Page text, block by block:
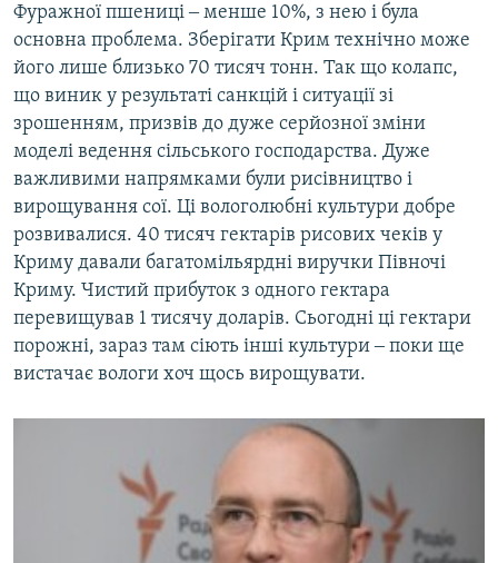
Фуражної пшениці ‒ менше 10%, з нею і була
основна проблема. Зберігати Крим технічно може
його лише близько 70 тисяч тонн. Так що колапс,
що виник у результаті санкцій і ситуації зі
зрошенням, призвів до дуже серйозної зміни
моделі ведення сільського господарства. Дуже
важливими напрямками були рисівництво і
вирощування сої. Ці вологолюбні культури добре
розвивалися. 40 тисяч гектарів рисових чеків у
Криму давали багатомільярдні виручки Півночі
Криму. Чистий прибуток з одного гектара
перевищував 1 тисячу доларів. Сьогодні ці гектари
порожні, зараз там сіють інші культури ‒ поки ще
вистачає вологи хоч щось вирощувати.